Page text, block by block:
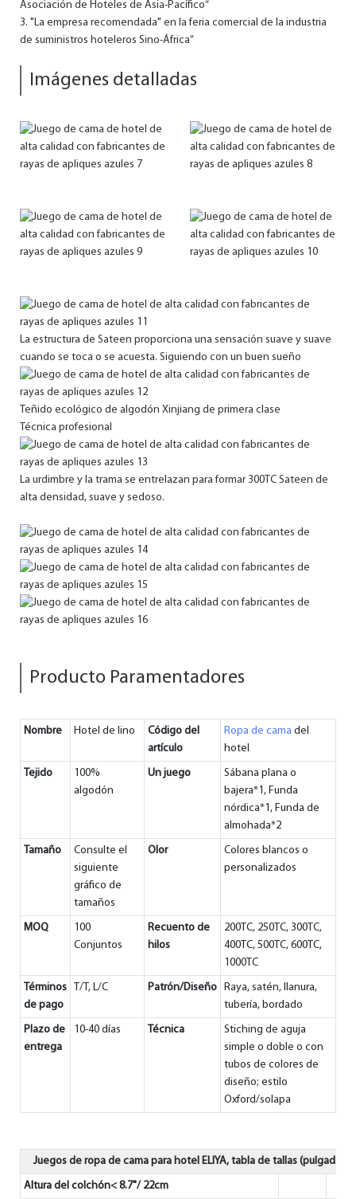
Asociación de Hoteles de Asia-Pacífico“
3. "La empresa recomendada" en la feria comercial de la industria
de suministros hoteleros Sino-África”
Imágenes detalladas
La estructura de Sateen proporciona una sensación suave y suave
cuando se toca o se acuesta. Siguiendo con un buen sueño
Teñido ecológico de algodón Xinjiang de primera clase
Técnica profesional
La urdimbre y la trama se entrelazan para formar 300TC Sateen de
alta densidad, suave y sedoso.
Producto Paramentadores
Nombre Hotel de lino
Código del
artículo
Ropa de cama del
hotel
Tejido
100%
algodón
Un juego
Sábana plana o
bajera*1, Funda
nórdica*1, Funda de
almohada*2
Tamaño
Consulte el
siguiente
gráfico de
tamaños
Olor
Colores blancos o
personalizados
MOQ
100
Conjuntos
Recuento de
hilos
200TC, 250TC, 300TC,
400TC, 500TC, 600TC,
1000TC
Términos
de pago
T/T, L/C Patrón/Diseño
Raya, satén, llanura,
tubería, bordado
Plazo de
entrega
10-40 días Técnica
Stiching de aguja
simple o doble o con
tubos de colores de
diseño; estilo
Oxford/solapa
Juegos de ropa de cama para hotel ELIYA, tabla de tallas (pulgadas/
Altura del colchón< 8.7"/ 22cm